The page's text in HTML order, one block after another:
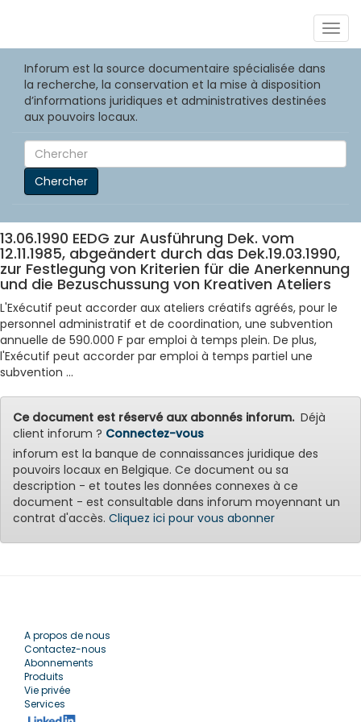
Inforum est la source documentaire spécialisée dans
la recherche, la conservation et la mise à disposition
d’informations juridiques et administratives destinées
aux pouvoirs locaux.
Chercher
13.06.1990 EEDG zur Ausführung Dek. vom
12.11.1985, abgeändert durch das Dek.19.03.1990,
zur Festlegung von Kriterien für die Anerkennung
und die Bezuschussung von Kreativen Ateliers
L'Exécutif peut accorder aux ateliers créatifs agréés, pour le
personnel administratif et de coordination, une subvention
annuelle de 590.000 F par emploi à temps plein. De plus,
l'Exécutif peut accorder par emploi à temps partiel une
subvention ...
Ce document est réservé aux abonnés inforum.Déjà
client inforum ? Connectez-vous
inforum est la banque de connaissances juridique des
pouvoirs locaux en Belgique. Ce document ou sa
description - et toutes les données connexes à ce
document - est consultable dans inforum moyennant un
contrat d'accès. Cliquez ici pour vous abonner
A propos de nous
Contactez-nous
Abonnements
Produits
Vie privée
Services